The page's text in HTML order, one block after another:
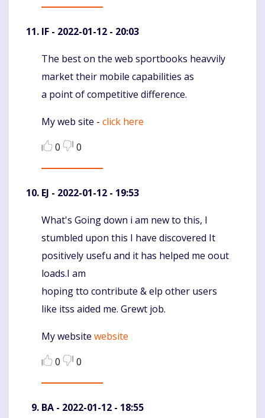
IF - 2022-01-12 - 20:03
Komentaras
The best on the web sportbooks heavvily
market their mobile capabilities as
a point of competitive difference.
My web site - click here
0
0
EJ - 2022-01-12 - 19:53
Komentaras
What's Going down i am new to this, I
stumbled upon this I have discovered It
positively usefu and it has helped me oout
loads.I am
hoping tto contribute & elp other users
like itss aided me. Grewt job.
My website website
0
0
BA - 2022-01-12 - 18:55